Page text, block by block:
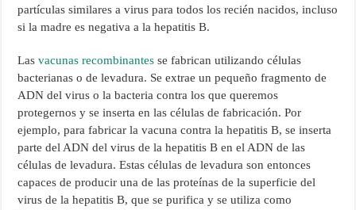
partículas similares a virus para todos los recién nacidos, incluso
si la madre es negativa a la hepatitis B.
Lasvacunas recombinantes se fabrican utilizando células
bacterianas o de levadura. Se extrae un pequeño fragmento de
ADN del virus o la bacteria contra los que queremos
protegernos y se inserta en las células de fabricación. Por
ejemplo, para fabricar la vacuna contra la hepatitis B, se inserta
parte del ADN del virus de la hepatitis B en el ADN de las
células de levadura. Estas células de levadura son entonces
capaces de producir una de las proteínas de la superficie del
virus de la hepatitis B, que se purifica y se utiliza como